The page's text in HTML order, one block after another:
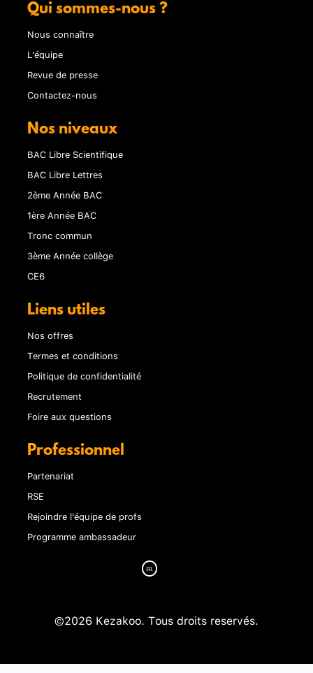
Qui sommes-nous ?
Nous connaître
L'équipe
Revue de presse
Contactez-nous
Nos niveaux
BAC Libre Scientifique
BAC Libre Lettres
2ème Année BAC
1ère Année BAC
Tronc commun
3ème Année collège
CE6
Liens utiles
Nos offres
Termes et conditions
Politique de confidentialité
Recrutement
Foire aux questions
Professionnel
Partenariat
RSE
Rejoindre l'équipe de profs
Programme ambassadeur
©2026 Kezakoo. Tous droits reservés.